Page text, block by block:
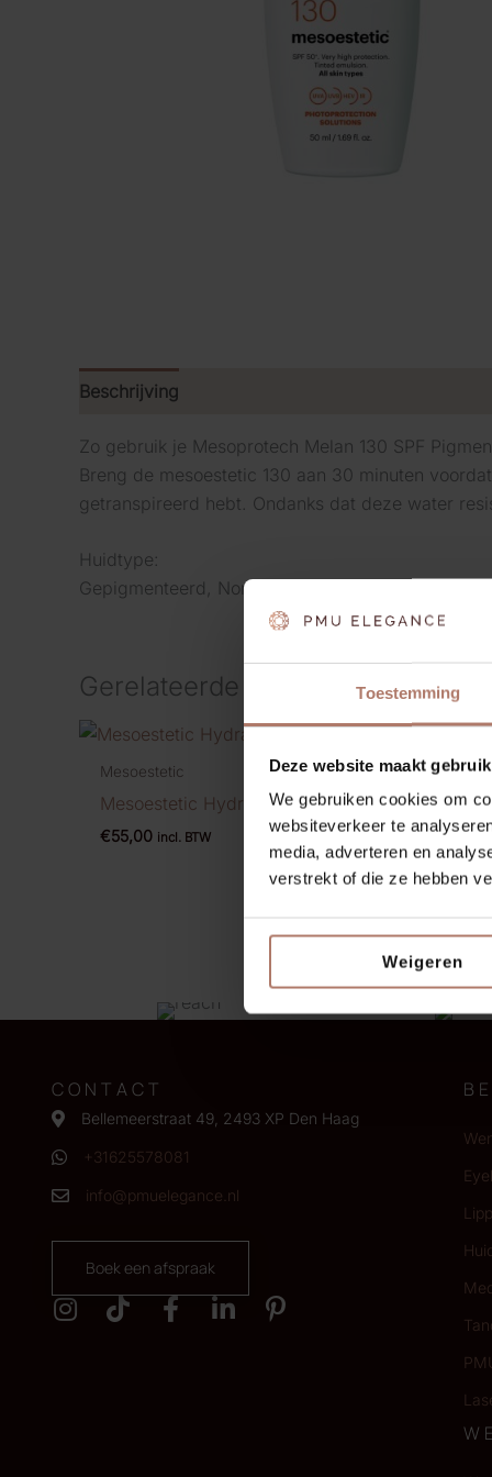
Toestemming
Deze website maakt
We gebruiken cookies om
websiteverkeer te
media, adverteren en
verstrekt of die ze hebben
Weigeren
Beschrijving
Zo gebruik je Mesoprotech Melan 130 SPF
Breng de mesoestetic 130 aan 30 minuten
getranspireerd hebt. Ondanks dat deze water
Huidtype:
Gepigmenteerd, Normaal
Gerelateerde producten
Mesoestetic
Mesoestetic Hydra vital light
€55,00 incl. BTW €40,00
CONTACT
Bellemeerstraat 49, 2493 XP Den Haag
+31625578081
info@pmuelegance.nl
Boek een afspraak